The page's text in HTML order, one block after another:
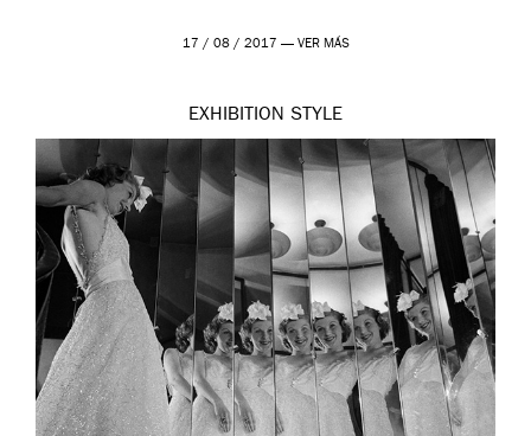
17 / 08 / 2017 — VER MÁS
EXHIBITION STYLE